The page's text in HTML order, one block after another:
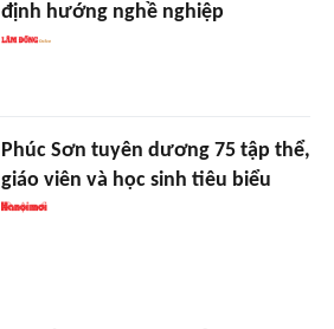
định hướng nghề nghiệp
Phúc Sơn tuyên dương 75 tập thể,
giáo viên và học sinh tiêu biểu